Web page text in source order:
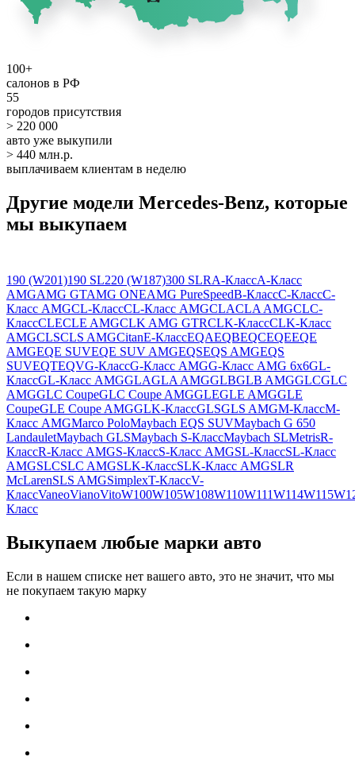
100+
салонов в РФ
55
городов присутствия
> 220 000
авто уже выкупили
> 440 млн.р.
выплачиваем клиентам в неделю
Другие модели Mercedes-Benz, которые
мы выкупаем
190 (W201)190 SL220 (W187)300 SLRA-КлассA-Класс
AMGAMG GTAMG ONEAMG PureSpeedB-КлассC-КлассC-
Класс AMGCL-КлассCL-Класс AMGCLACLA AMGCLC-
КлассCLECLE AMGCLK AMG GTRCLK-КлассCLK-Класс
AMGCLSCLS AMGCitanE-КлассEQAEQBEQCEQEEQE
AMGEQE SUVEQE SUV AMGEQSEQS AMGEQS
SUVEQTEQVG-КлассG-Класс AMGG-Класс AMG 6x6GL-
КлассGL-Класс AMGGLAGLA AMGGLBGLB AMGGLCGLC
AMGGLC CoupeGLC Coupe AMGGLEGLE AMGGLE
CoupeGLE Coupe AMGGLK-КлассGLSGLS AMGM-КлассM-
Класс AMGMarco PoloMaybach EQS SUVMaybach G 650
LandauletMaybach GLSMaybach S-КлассMaybach SLMetrisR-
КлассR-Класс AMGS-КлассS-Класс AMGSL-КлассSL-Класс
AMGSLCSLC AMGSLK-КлассSLK-Класс AMGSLR
McLarenSLS AMGSimplexT-КлассV-
КлассVaneoVianoVitoW100W105W108W110W111W114W115
Класс
Выкупаем любые марки авто
Если в нашем списке нет вашего авто, это не значит, что мы
не покупаем такую марку